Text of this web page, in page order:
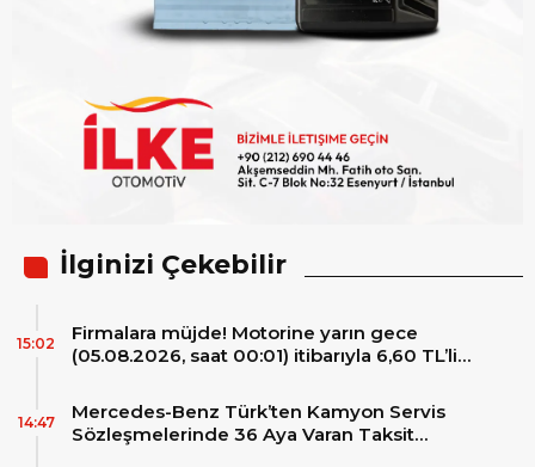
İlginizi Çekebilir
Firmalara müjde! Motorine yarın gece
(05.08.2026, saat 00:01) itibarıyla 6,60 TL’lik
15:02
Mercedes-Benz Türk’ten Kamyon Servis
Sözleşmelerinde 36 Aya Varan Taksit
14:47